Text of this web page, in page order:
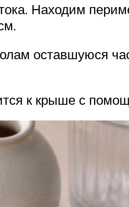
Находим
оставшуюся
к крыше с